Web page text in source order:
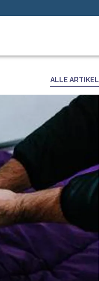
ALLE ARTIKEL